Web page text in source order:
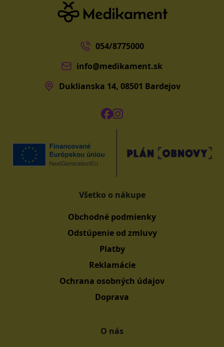
054/8775000
info@medikament.sk
Duklianska 14, 08501 Bardejov
Všetko o nákupe
Obchodné podmienky
Odstúpenie od zmluvy
Platby
Reklamácie
Ochrana osobných údajov
Doprava
O nás